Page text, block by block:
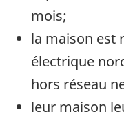
mois;
la maison est
électrique
hors réseau
leur maison